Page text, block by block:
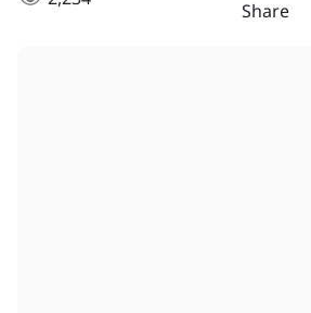
Share